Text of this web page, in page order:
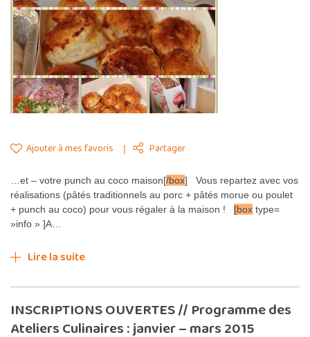
Ajouter à mes favoris Partager
…et – votre punch au coco maison[/box] Vous repartez avec vos
réalisations (pâtés traditionnels au porc + pâtés morue ou poulet
+ punch au coco) pour vous régaler à la maison ! [box type=
»info » ]A…
Lire la suite
INSCRIPTIONS OUVERTES // Programme des
Ateliers Culinaires : janvier – mars 2015